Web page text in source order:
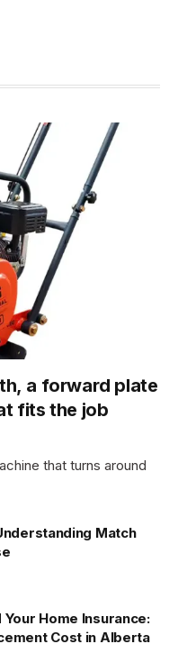
a forward plate
fits the job
that turns around
Match
Your Home Insurance:
Cost in Alberta